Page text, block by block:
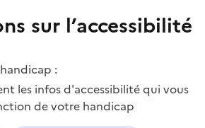
sur l’accessibilité
:
les infos d'accessibilité qui vous
de votre handicap